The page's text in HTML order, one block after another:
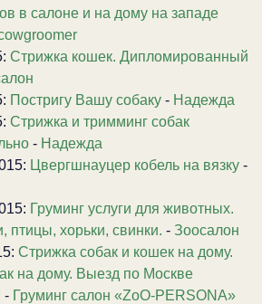
в салоне и на дому на западе
Стрижка кошек. Дипломированный
Постригу Вашу собаку - Надежда
Стрижка и тримминг собак
- Надежда
Цвергшнауцер кобель на вязку -
Груминг услуги для животных.
птицы, хорьки, свинки. - Зоосалон
Стрижка собак и кошек на дому.
на дому. Выезд по Москве
- Груминг салон «ZoO-PERSONA»